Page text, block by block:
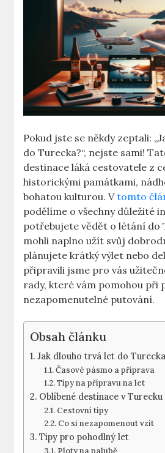
Pokud jste se někdy zeptali:
do Turecka?“, nejste sami!
destinace láká cestovatele z
historickými památkami,
bohatou kulturou. Vtomto
podělíme o všechny důležité
potřebujete vědět o létání do
mohli naplno užít svůj
plánujete krátký výlet nebo
připravili jsme pro vás
rady, které vám pomohou při
nezapomenutelné putování.
Obsah článku
Jak dlouho trvá let do Turecka
Časové pásmo a příprava
Tipy na přípravu na let
Oblíbené destinace v Turecku
Cestovní tipy
Co si nezapomenout vzít
Tipy pro pohodlný let